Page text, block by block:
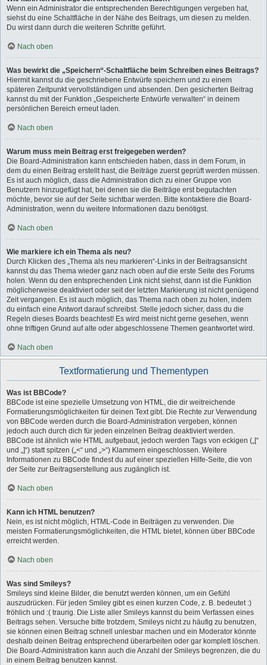
Wenn ein Administrator die entsprechenden Berechtigungen vergeben hat,
siehst du eine Schaltfläche in der Nähe des Beitrags, um diesen zu melden.
Du wirst dann durch die weiteren Schritte geführt.
Nach oben
Was bewirkt die „Speichern“-Schaltfläche beim Schreiben eines Beitrags?
Hiermit kannst du die geschriebene Entwürfe speichern und zu einem
späteren Zeitpunkt vervollständigen und absenden. Den gesicherten Beitrag
kannst du mit der Funktion „Gespeicherte Entwürfe verwalten“ in deinem
persönlichen Bereich erneut laden.
Nach oben
Warum muss mein Beitrag erst freigegeben werden?
Die Board-Administration kann entschieden haben, dass in dem Forum, in
dem du einen Beitrag erstellt hast, die Beiträge zuerst geprüft werden müssen.
Es ist auch möglich, dass die Administration dich zu einer Gruppe von
Benutzern hinzugefügt hat, bei denen sie die Beiträge erst begutachten
möchte, bevor sie auf der Seite sichtbar werden. Bitte kontaktiere die Board-
Administration, wenn du weitere Informationen dazu benötigst.
Nach oben
Wie markiere ich ein Thema als neu?
Durch Klicken des „Thema als neu markieren“-Links in der Beitragsansicht
kannst du das Thema wieder ganz nach oben auf die erste Seite des Forums
holen. Wenn du den entsprechenden Link nicht siehst, dann ist die Funktion
möglicherweise deaktiviert oder seit der letzten Markierung ist nicht genügend
Zeit vergangen. Es ist auch möglich, das Thema nach oben zu holen, indem
du einfach eine Antwort darauf schreibst. Stelle jedoch sicher, dass du die
Regeln dieses Boards beachtest! Es wird meist nicht gerne gesehen, wenn
ohne triftigen Grund auf alte oder abgeschlossene Themen geantwortet wird.
Nach oben
Textformatierung und Thementypen
Was ist BBCode?
BBCode ist eine spezielle Umsetzung von HTML, die dir weitreichende
Formatierungsmöglichkeiten für deinen Text gibt. Die Rechte zur Verwendung
von BBCode werden durch die Board-Administration vergeben, können
jedoch auch durch dich für jeden einzelnen Beitrag deaktiviert werden.
BBCode ist ähnlich wie HTML aufgebaut, jedoch werden Tags von eckigen („[“
und „]“) statt spitzen („<“ und „>“) Klammern eingeschlossen. Weitere
Informationen zu BBCode findest du auf einer speziellen Hilfe-Seite, die von
der Seite zur Beitragserstellung aus zugänglich ist.
Nach oben
Kann ich HTML benutzen?
Nein, es ist nicht möglich, HTML-Code in Beiträgen zu verwenden. Die
meisten Formatierungsmöglichkeiten, die HTML bietet, können über BBCode
erreicht werden.
Nach oben
Was sind Smileys?
Smileys sind kleine Bilder, die benutzt werden können, um ein Gefühl
auszudrücken. Für jeden Smiley gibt es einen kurzen Code, z. B. bedeutet :)
fröhlich und :( traurig. Die Liste aller Smileys kannst du beim Verfassen eines
Beitrags sehen. Versuche bitte trotzdem, Smileys nicht zu häufig zu benutzen,
sie können einen Beitrag schnell unlesbar machen und ein Moderator könnte
deshalb deinen Beitrag entsprechend überarbeiten oder gar komplett löschen.
Die Board-Administration kann auch die Anzahl der Smileys begrenzen, die du
in einem Beitrag benutzen kannst.